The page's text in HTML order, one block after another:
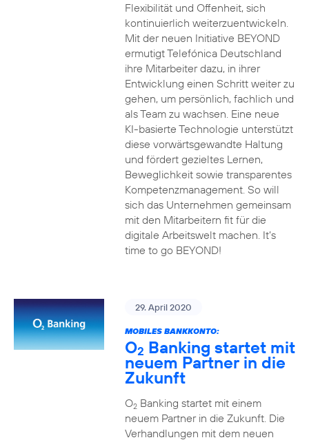
Flexibilität und Offenheit, sich
kontinuierlich weiterzuentwickeln.
Mit der neuen Initiative BEYOND
ermutigt Telefónica Deutschland
ihre Mitarbeiter dazu, in ihrer
Entwicklung einen Schritt weiter zu
gehen, um persönlich, fachlich und
als Team zu wachsen. Eine neue
KI-basierte Technologie unterstützt
diese vorwärtsgewandte Haltung
und fördert gezieltes Lernen,
Beweglichkeit sowie transparentes
Kompetenzmanagement. So will
sich das Unternehmen gemeinsam
mit den Mitarbeitern fit für die
digitale Arbeitswelt machen. It’s
time to go BEYOND!
29. April 2020
MOBILES BANKKONTO:
O2 Banking startet mit
neuem Partner in die
Zukunft
O2Banking startet mit einem
neuem Partner in die Zukunft. Die
Verhandlungen mit dem neuen